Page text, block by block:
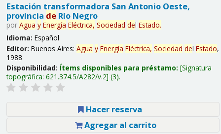
Estación transformadora San Antonio Oeste,
provincia deRío Negro
por Agua y Energía Eléctrica, Sociedad del Estado.
Idioma: Español
Editor: Buenos Aires: Agua y Energía Eléctrica, Sociedad del Estado,
1988
Disponibilidad: Ítems disponibles para préstamo: Signatura
topográfica: 621.374.5/A282/v.2 (3).
Hacer reserva
Agregar al carrito